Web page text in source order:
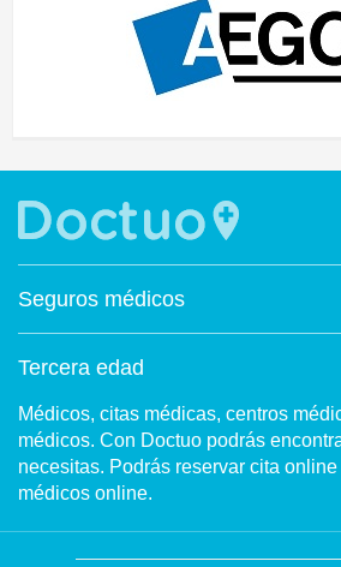
Seguros médicos
Tercera edad
Médicos, citas médicas, centros
médicos. Con Doctuo podrás
necesitas. Podrás reservar cita
médicos online.